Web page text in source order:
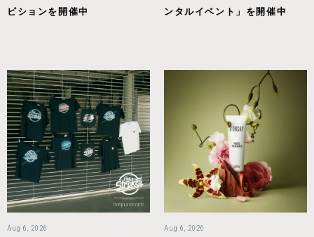
ビションを開催中
ンタルイベント」を開催中
Aug 6, 2026 Aug 6, 2026